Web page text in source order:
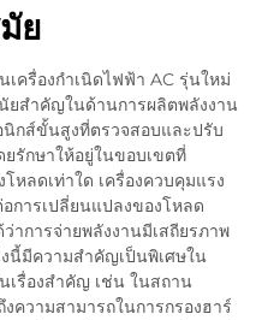
ย
ครื่องกำเนิดไฟฟ้า AC รุ่นใหม่
ยสำคัญในด้านการผลิตพลังงาน
นิกส์ขั้นสูงที่ตรวจสอบและปรับ
ยรักษาให้อยู่ในขอบเขตที่
หลดเท่าใด เครื่องควบคุมแรง
การเปลี่ยนแปลงของโหลด
าการจ่ายพลังงานมีเสถียรภาพ
นี้มีความสำคัญเป็นพิเศษใน
เรื่องสำคัญ เช่น ในสถาน
ความสามารถในการกรองฮาร์